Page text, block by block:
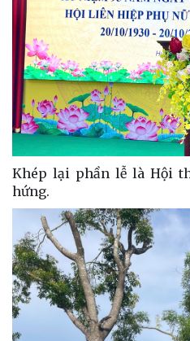
Khép lại phần lễ là Hội
hứng.